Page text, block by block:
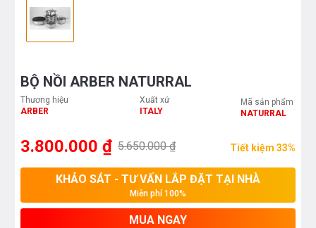
BỘ NỒI ARBER NATURRAL
Thương hiệu
ARBER
Xuất xứ
ITALY
Mã sản phẩm
NATURRAL
3.800.000 ₫ 5.650.000 ₫ Tiết kiệm 33%
KHẢO SÁT - TƯ VẤN LẮP ĐẶT TẠI NHÀ
Miễn phí 100%
MUA NGAY